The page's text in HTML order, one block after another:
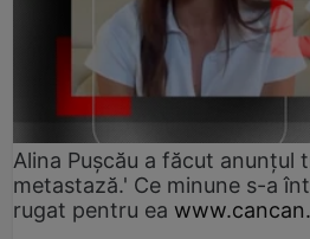
Alina Pușcău a făcut anunțul
metastază.' Ce minune s-a
rugat pentru ea